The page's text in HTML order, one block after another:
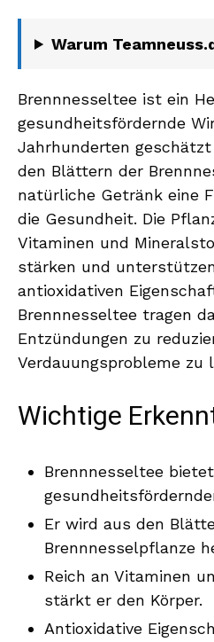
Warum
Brennnesseltee ist ein
gesundheitsfördernde
Jahrhunderten
den Blättern der
natürliche Getränk eine
die Gesundheit. Die
Vitaminen und
stärken und
antioxidativen
Brennnesseltee tragen
Entzündungen zu
Verdauungsprobleme zu
Wichtige
Brennnesseltee
Er wird aus den
Brennnesselpflanze
Reich an Vitaminen
stärkt er den Körper.
Antioxidative